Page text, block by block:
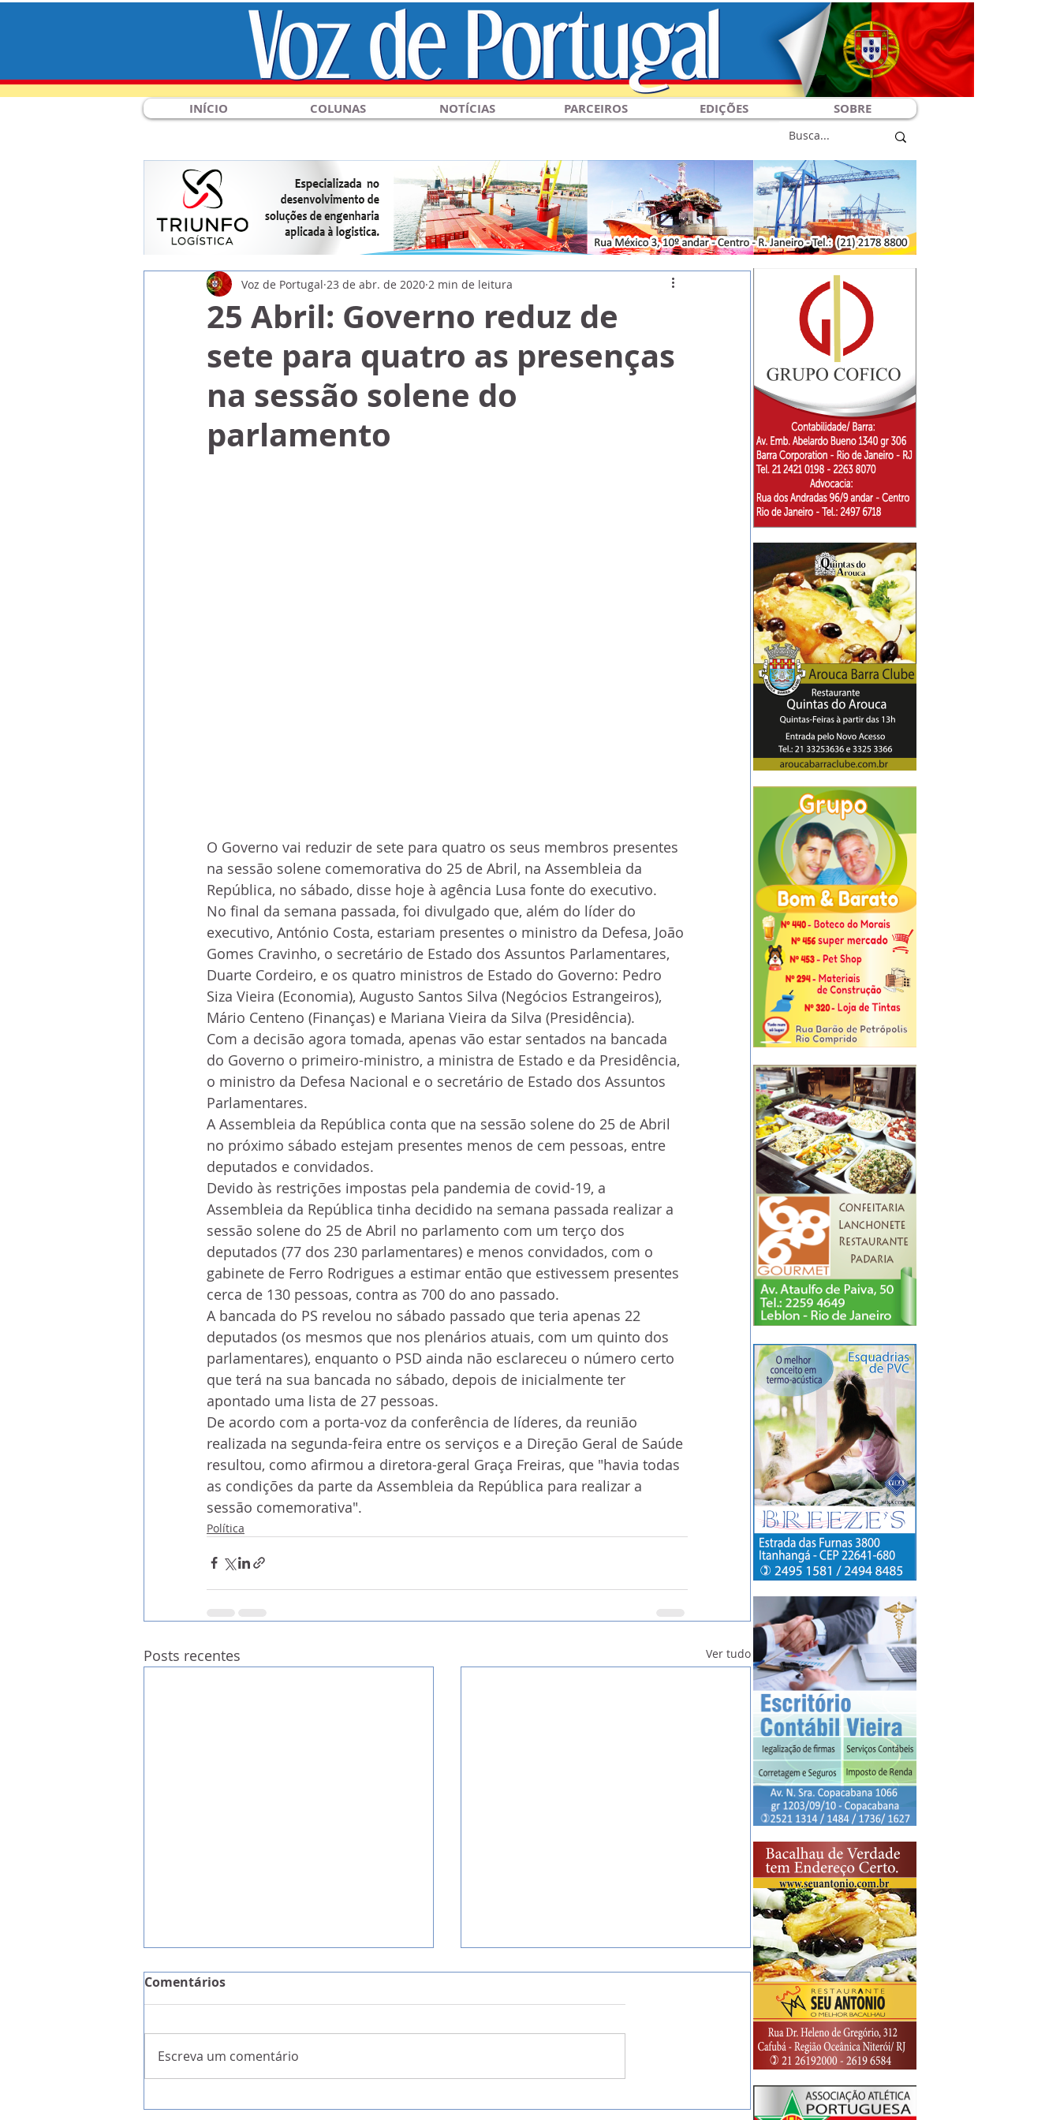
INÍCIO COLUNAS NOTÍCIAS PARCEIROS EDIÇÕES SOBRE
25 Abril: Governo reduz de
sete para quatro as presenças
na sessão solene do
parlamento
Voz de Portugal 23 de abr. de 2020 2 min de leitura
O Governo vai reduzir de sete para quatro os seus membros presentes
na sessão solene comemorativa do 25 de Abril, na Assembleia da
República, no sábado, disse hoje à agência Lusa fonte do executivo.
No final da semana passada, foi divulgado que, além do líder do
executivo, António Costa, estariam presentes o ministro da Defesa, João
Gomes Cravinho, o secretário de Estado dos Assuntos Parlamentares,
Duarte Cordeiro, e os quatro ministros de Estado do Governo: Pedro
Siza Vieira (Economia), Augusto Santos Silva (Negócios Estrangeiros),
Mário Centeno (Finanças) e Mariana Vieira da Silva (Presidência).
Com a decisão agora tomada, apenas vão estar sentados na bancada
do Governo o primeiro-ministro, a ministra de Estado e da Presidência,
o ministro da Defesa Nacional e o secretário de Estado dos Assuntos
Parlamentares.
A Assembleia da República conta que na sessão solene do 25 de Abril
no próximo sábado estejam presentes menos de cem pessoas, entre
deputados e convidados.
Devido às restrições impostas pela pandemia de covid-19, a
Assembleia da República tinha decidido na semana passada realizar a
sessão solene do 25 de Abril no parlamento com um terço dos
deputados (77 dos 230 parlamentares) e menos convidados, com o
gabinete de Ferro Rodrigues a estimar então que estivessem presentes
cerca de 130 pessoas, contra as 700 do ano passado.
A bancada do PS revelou no sábado passado que teria apenas 22
deputados (os mesmos que nos plenários atuais, com um quinto dos
parlamentares), enquanto o PSD ainda não esclareceu o número certo
que terá na sua bancada no sábado, depois de inicialmente ter
apontado uma lista de 27 pessoas.
De acordo com a porta-voz da conferência de líderes, da reunião
realizada na segunda-feira entre os serviços e a Direção Geral de Saúde
resultou, como afirmou a diretora-geral Graça Freiras, que "havia todas
as condições da parte da Assembleia da República para realizar a
sessão comemorativa".
Política
Posts recentes Ver tudo
Comentários
Escreva um comentário